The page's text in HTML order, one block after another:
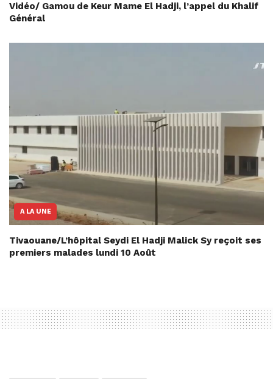
Vidéo/ Gamou de Keur Mame El Hadji, l’appel du Khalif
Général
A LA UNE
Tivaouane/L’hôpital Seydi El Hadji Malick Sy reçoit ses
premiers malades lundi 10 Août